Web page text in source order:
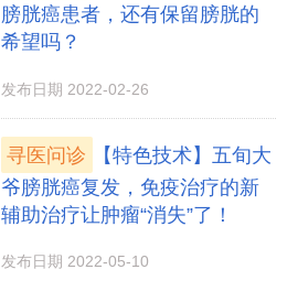
膀胱癌患者，还有保留膀胱的
希望吗？
发布日期 2022-02-26
寻医问诊
【特色技术】五旬大
爷膀胱癌复发，免疫治疗的新
辅助治疗让肿瘤“消失”了！
发布日期 2022-05-10